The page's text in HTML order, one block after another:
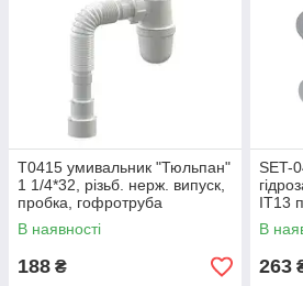
Т0415 умивальник "Тюльпан"
1 1/4*32, різьб. нерж. випуск,
пробка, гофротруба
32*32/40/50{30}
В наявності
188 ₴
SET-
IT13
В
263